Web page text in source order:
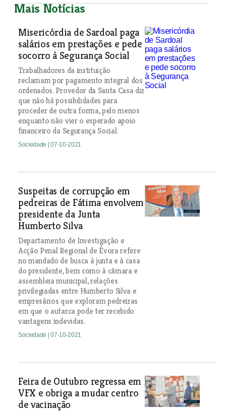
Mais Notícias
Misericórdia de Sardoal paga
salários em prestações e pede
socorro à Segurança Social
Trabalhadores da instituição
reclamam por pagamento integral dos
ordenados. Provedor da Santa Casa diz
que não há possibilidades para
proceder de outra forma, pelo menos
enquanto não vier o esperado apoio
financeiro da Segurança Social.
Sociedade | 07-10-2021
Suspeitas de corrupção em
pedreiras de Fátima envolvem
presidente da Junta
Humberto Silva
Departamento de Investigação e
Acção Penal Regional de Évora refere
no mandado de busca à junta e à casa
do presidente, bem como à câmara e
assembleia municipal, relações
privilegiadas entre Humberto Silva e
empresários que exploram pedreiras
em que o autarca pode ter recebido
vantagens indevidas.
Sociedade | 07-10-2021
Feira de Outubro regressa em
VFX e obriga a mudar centro
de vacinação